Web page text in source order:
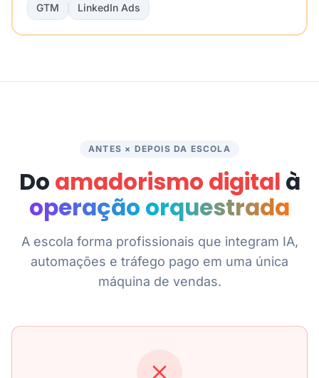
GTM
LinkedIn Ads
ANTES × DEPOIS DA ESCOLA
Do amadorismo digital à
operação orquestrada
A escola forma profissionais que integram IA,
automações e tráfego pago em uma única
máquina de vendas.